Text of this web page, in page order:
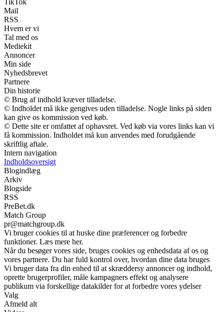
TikTok
Mail
RSS
Hvem er vi
Tal med os
Mediekit
Annoncer
Min side
Nyhedsbrevet
Partnere
Din historie
© Brug af indhold kræver tilladelse.
© Indholdet må ikke gengives uden tilladelse. Nogle links på siden
kan give os kommission ved køb.
© Dette site er omfattet af ophavsret. Ved køb via vores links kan vi
få kommission. Indholdet må kun anvendes med forudgående
skriftlig aftale.
Intern navigation
Indholdsoversigt
Blogindlæg
Arkiv
Blogside
RSS
PreBet.dk
Match Group
pr@matchgroup.dk
Vi bruger cookies til at huske dine præferencer og forbedre
funktioner. Læs mere her.
Når du besøger vores side, bruges cookies og enhedsdata af os og
vores partnere. Du har fuld kontrol over, hvordan dine data bruges
Vi bruger data fra din enhed til at skræddersy annoncer og indhold,
oprette brugerprofiler, måle kampagners effekt og analysere
publikum via forskellige datakilder for at forbedre vores ydelser
Valg
Afmeld alt